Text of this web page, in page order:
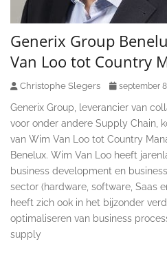
Generix Group
Van Loo tot Country
Christophe Slegers september
Generix Group, leverancier van
voor onder andere Supply Chain,
van Wim Van Loo tot Country
Benelux. Wim Van Loo heeft
business development en
sector (hardware, software, Saas
heeft zich ook in het bijzonder
optimaliseren van business
supply